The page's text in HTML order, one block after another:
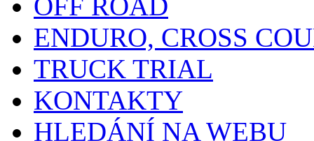
OFF ROAD
ENDURO, CROSS
TRUCK TRIAL
KONTAKTY
HLEDÁNÍ NA WEBU